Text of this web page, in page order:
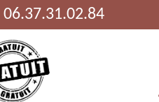
06.37.31.02.84